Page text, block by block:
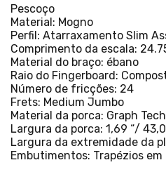
Pescoço
Material: Mogno
Perfil: Atarraxamento Slim
Comprimento da escala:
Material do braço: ébano
Raio do Fingerboard:
Número de fricções: 24
Frets: Medium Jumbo
Material da porca: Graph Tech
Largura da porca: 1,69 “/
Largura da extremidade da
Embutimentos: Trapézios em